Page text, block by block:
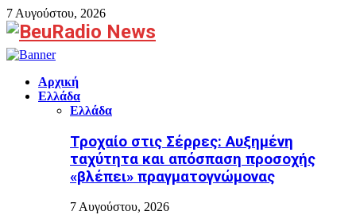
7 Αυγούστου, 2026
Facebook
Αρχική
Ελλάδα
Ελλάδα
Τροχαίο στις Σέρρες: Αυξημένη
ταχύτητα και απόσπαση προσοχής
«βλέπει» πραγματογνώμονας
7 Αυγούστου, 2026